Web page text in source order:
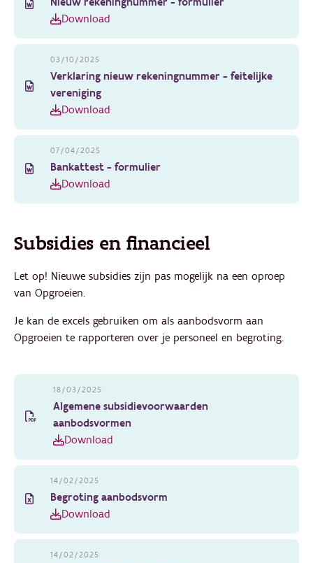
Download
03/10/2025
Verklaring nieuw rekeningnummer - feitelijke
vereniging
Download
07/04/2025
Bankattest - formulier
Download
Subsidies en financieel
Let op! Nieuwe subsidies zijn pas mogelijk na een oproep
van Opgroeien.
Je kan de excels gebruiken om als aanbodsvorm aan
Opgroeien te rapporteren over je personeel en begroting.
18/03/2025
Algemene subsidievoorwaarden
aanbodsvormen
Download
14/02/2025
Begroting aanbodsvorm
Download
14/02/2025